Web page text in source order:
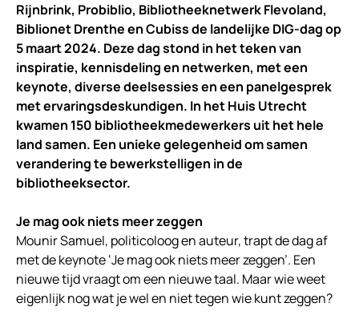
Rijnbrink, Probiblio, Bibliotheeknetwerk Flevoland,
Biblionet Drenthe en Cubiss de landelijke DIG-dag op
5 maart 2024. Deze dag stond in het teken van
inspiratie, kennisdeling en netwerken, met een
keynote, diverse deelsessies en een panelgesprek
met ervaringsdeskundigen. In het Huis Utrecht
kwamen 150 bibliotheekmedewerkers uit het hele
land samen. Een unieke gelegenheid om samen
verandering te bewerkstelligen in de
bibliotheeksector.
Je mag ook niets meer zeggen
Mounir Samuel, politicoloog en auteur, trapt de dag af
met de keynote ‘Je mag ook niets meer zeggen’. Een
nieuwe tijd vraagt om een nieuwe taal. Maar wie weet
eigenlijk nog wat je wel en niet tegen wie kunt zeggen?